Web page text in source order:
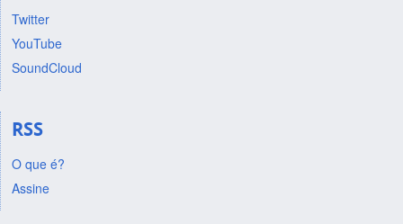
Twitter
YouTube
SoundCloud
RSS
O que é?
Assine